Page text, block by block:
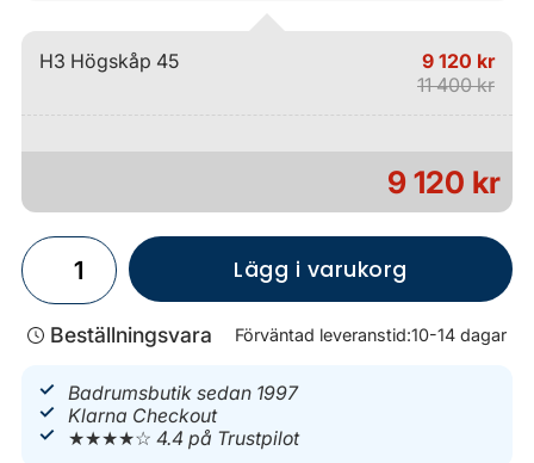
H3 Högskåp 45
9 120 kr
11 400 kr
9 120 kr
Lägg i varukorg
Beställningsvara Förväntad leveranstid:10-14 dagar
Badrumsbutik sedan 1997
Klarna Checkout
★★★★☆4.4 på Trustpilot